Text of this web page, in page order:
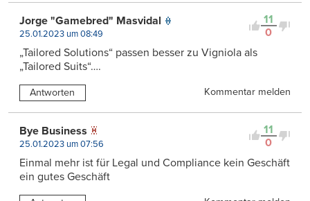
11
0
Jorge "Gamebred" Masvidal
25.01.2023 um 08:49
„Tailored Solutions“ passen besser zu Vigniola als
„Tailored Suits“….
Antworten Kommentar melden
11
0
Bye Business
25.01.2023 um 07:56
Einmal mehr ist für Legal und Compliance kein Geschäft
ein gutes Geschäft